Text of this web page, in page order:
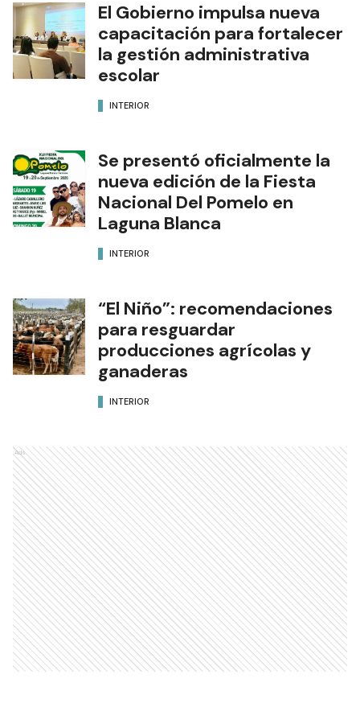
El Gobierno impulsa nueva
capacitación para fortalecer
la gestión administrativa
escolar
INTERIOR
Se presentó oficialmente la
nueva edición de la Fiesta
Nacional Del Pomelo en
Laguna Blanca
INTERIOR
“El Niño”: recomendaciones
para resguardar
producciones agrícolas y
ganaderas
INTERIOR
Ads